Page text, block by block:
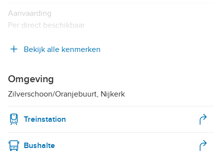
Aanvaarding
Per direct beschikbaar
Bekijk alle kenmerken
Omgeving
Zilverschoon/Oranjebuurt, Nijkerk
Treinstation
Bushalte